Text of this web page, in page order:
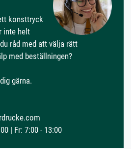
konsttryck
inte helt
råd med att välja rätt
med beställningen?
gärna.
| Fr: 7:00 - 13:00